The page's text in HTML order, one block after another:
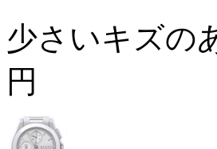
少さいキズの
円